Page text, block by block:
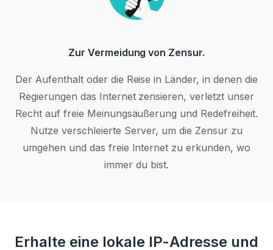
Zur Vermeidung von Zensur.
Der Aufenthalt oder die Reise in Länder, in denen die
Regierungen das Internet zensieren, verletzt unser
Recht auf freie Meinungsäußerung und Redefreiheit.
Nutze verschleierte Server, um die Zensur zu
umgehen und das freie Internet zu erkunden, wo
immer du bist.
Erhalte eine lokale IP-Adresse und